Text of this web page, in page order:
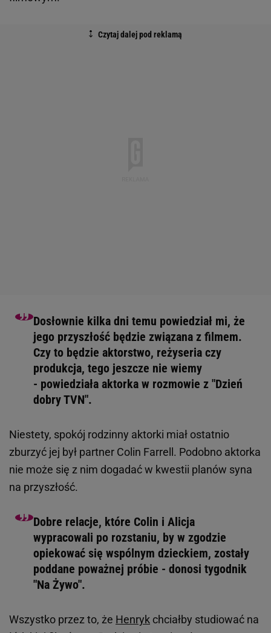
Dosłownie kilka dni temu powiedział mi, że
jego przyszłość będzie związana z filmem.
Czy to będzie aktorstwo, reżyseria czy
produkcja, tego jeszcze nie wiemy
- powiedziała aktorka w rozmowie z "Dzień
dobry TVN".
Niestety, spokój rodzinny aktorki miał ostatnio
zburzyć jej był partner Colin Farrell. Podobno aktorka
nie może się z nim dogadać w kwestii planów syna
na przyszłość.
Dobre relacje, które Colin i Alicja
wypracowali po rozstaniu, by w zgodzie
opiekować się wspólnym dzieckiem, zostały
poddane poważnej próbie - donosi tygodnik
"Na Żywo".
Wszystko przez to, że Henryk chciałby studiować na